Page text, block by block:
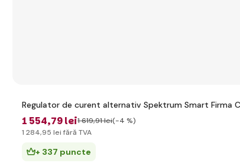
Regulator de curent alternativ Spektrum Smart Firma
1 554,79 lei1 619,91 lei(-4 %)
1 284,95 lei fără TVA
+ 337 puncte